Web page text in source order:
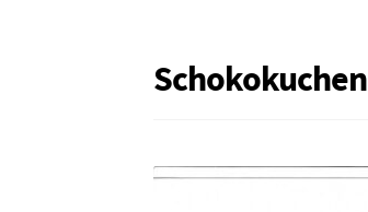
Schokokuchen